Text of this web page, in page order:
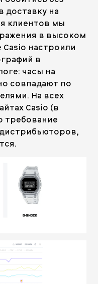
доставку на
клиентов мы
в высоком
настроили
в
часы на
совпадают по
На всех
Casio (в
требование